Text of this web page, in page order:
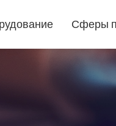
Сферы